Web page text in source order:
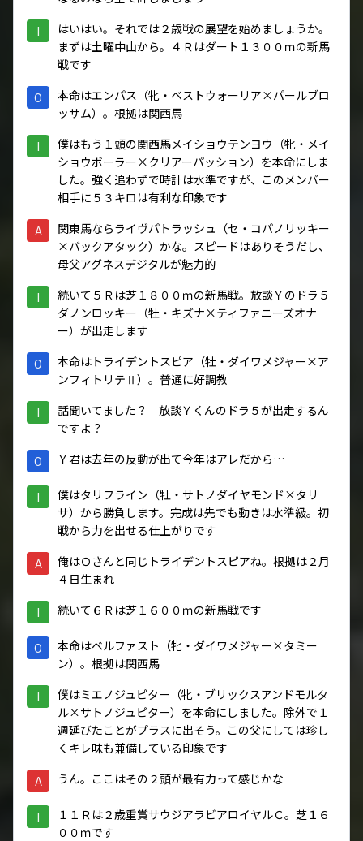
I
はいはい。それでは２歳戦の展望を始めましょうか。
まずは土曜中山から。４Ｒはダート１３００ｍの新馬
戦です
O
本命はエンパス（牝・ベストウォーリア×パールブロ
ッサム）。根拠は関西馬
I
僕はもう１頭の関西馬メイショウテンヨウ（牝・メイ
ショウボーラー×クリアーパッション）を本命にしま
した。強く追わずで時計は水準ですが、このメンバー
相手に５３キロは有利な印象です
A
関東馬ならライヴパトラッシュ（セ・コパノリッキー
×バックアタック）かな。スピードはありそうだし、
母父アグネスデジタルが魅力的
I
続いて５Ｒは芝１８００ｍの新馬戦。放談Ｙのドラ５
ダノンロッキー（牡・キズナ×ティファニーズオナ
ー）が出走します
O
本命はトライデントスピア（牡・ダイワメジャー×ア
ンフィトリテⅡ）。普通に好調教
I
話聞いてました？ 放談Ｙくんのドラ５が出走するん
ですよ？
O Ｙ君は去年の反動が出て今年はアレだから…
I
僕はタリフライン（牡・サトノダイヤモンド×タリ
サ）から勝負します。完成は先でも動きは水準級。初
戦から力を出せる仕上がりです
A
俺はＯさんと同じトライデントスピアね。根拠は２月
４日生まれ
I 続いて６Ｒは芝１６００ｍの新馬戦です
O
本命はベルファスト（牝・ダイワメジャー×タミー
ン）。根拠は関西馬
I
僕はミエノジュピター（牝・ブリックスアンドモルタ
ル×サトノジュピター）を本命にしました。除外で１
週延びたことがプラスに出そう。この父にしては珍し
くキレ味も兼備している印象です
A うん。ここはその２頭が最有力って感じかな
I
１１Ｒは２歳重賞サウジアラビアロイヤルＣ。芝１６
００ｍです